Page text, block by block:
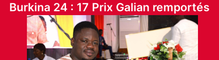
Burkina 24 : 17 Prix Galian remportés